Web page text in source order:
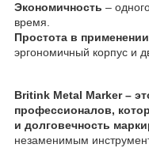
Экономичность –
время.
Простота в применении
эргономичный корпус и
Britink Metal Marker –
профессионалов,
и долговечность
незаменимым